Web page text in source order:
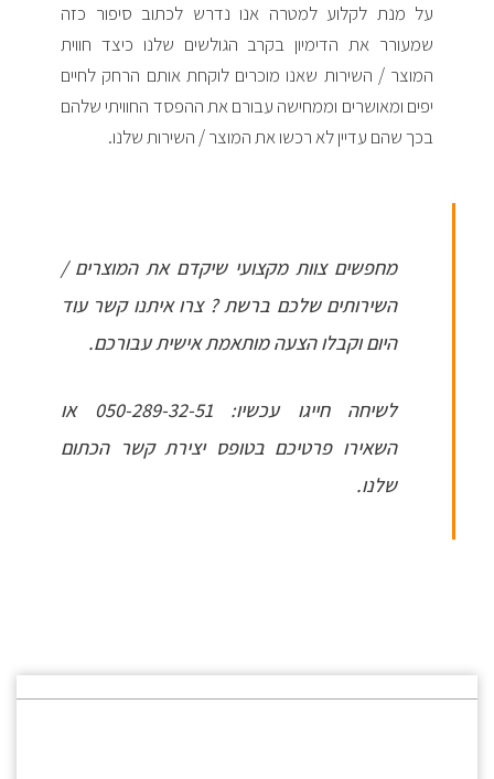
על מנת לקלוע למטרה אנו נדרש לכתוב סיפור כזה
שמעורר את הדימיון בקרב הגולשים שלנו כיצד חווית
המוצר / השירות שאנו מוכרים לוקחת אותם הרחק לחיים
יפים ומאושרים וממחישה עבורם את ההפסד החוויתי שלהם
בכך שהם עדיין לא רכשו את המוצר / השירות שלנו.
מחפשים צוות מקצועי שיקדם את המוצרים /
השירותים שלכם ברשת ? צרו איתנו קשר עוד
היום וקבלו הצעה מותאמת אישית עבורכם.
לשיחה חייגו עכשיו: 050-289-32-51 או
השאירו פרטיכם בטופס יצירת קשר הכתום
שלנו.